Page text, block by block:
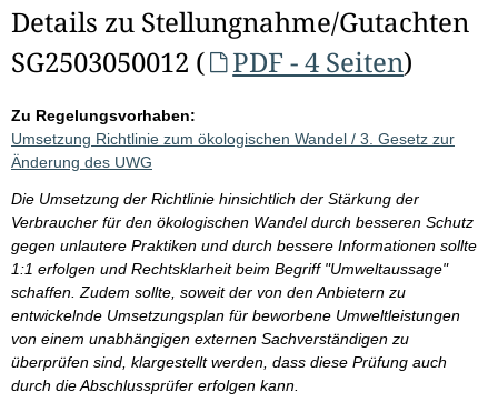
Details zu Stellungnahme/Gutachten
SG2503050012 (
PDF - 4 Seiten)
Zu Regelungsvorhaben:
Umsetzung Richtlinie zum ökologischen Wandel / 3. Gesetz zur
Änderung des UWG
Die Umsetzung der Richtlinie hinsichtlich der Stärkung der
Verbraucher für den ökologischen Wandel durch besseren Schutz
gegen unlautere Praktiken und durch bessere Informationen sollte
1:1 erfolgen und Rechtsklarheit beim Begriff "Umweltaussage"
schaffen. Zudem sollte, soweit der von den Anbietern zu
entwickelnde Umsetzungsplan für beworbene Umweltleistungen
von einem unabhängigen externen Sachverständigen zu
überprüfen sind, klargestellt werden, dass diese Prüfung auch
durch die Abschlussprüfer erfolgen kann.